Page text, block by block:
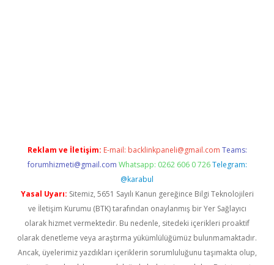
Reklam ve İletişim: E-mail: backlinkpaneli@gmail.com Teams:
forumhizmeti@gmail.com Whatsapp: 0262 606 0 726 Telegram:
@karabul
Yasal Uyarı: Sitemiz, 5651 Sayılı Kanun gereğince Bilgi Teknolojileri
ve İletişim Kurumu (BTK) tarafından onaylanmış bir Yer Sağlayıcı
olarak hizmet vermektedir. Bu nedenle, sitedeki içerikleri proaktif
olarak denetleme veya araştırma yükümlülüğümüz bulunmamaktadır.
Ancak, üyelerimiz yazdıkları içeriklerin sorumluluğunu taşımakta olup,